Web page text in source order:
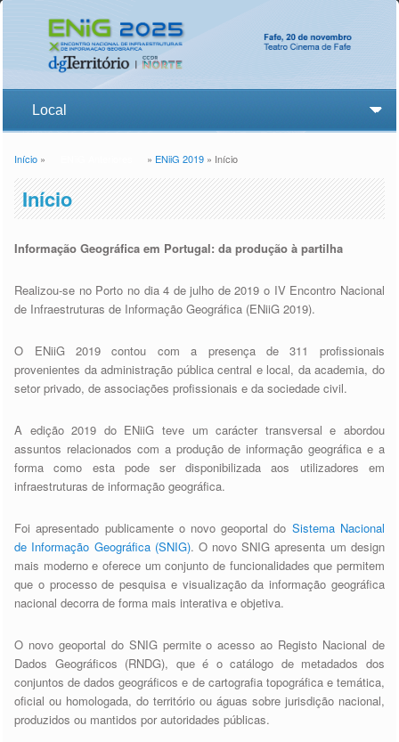
Está aqui
Início » » ENiiG 2019» Início
Início
Informação Geográfica em Portugal: da produção à partilha
Realizou-se no Porto no dia 4 de julho de 2019 o IV Encontro Nacional
de Infraestruturas de Informação Geográfica (ENiiG 2019).
O ENiiG 2019 contou com a presença de 311 profissionais
provenientes da administração pública central e local, da academia, do
setor privado, de associações profissionais e da sociedade civil.
A edição 2019 do ENiiG teve um carácter transversal e abordou
assuntos relacionados com a produção de informação geográfica e a
forma como esta pode ser disponibilizada aos utilizadores em
infraestruturas de informação geográfica.
Foi apresentado publicamente o novo geoportal do Sistema Nacional
de Informação Geográfica (SNIG). O novo SNIG apresenta um design
mais moderno e oferece um conjunto de funcionalidades que permitem
que o processo de pesquisa e visualização da informação geográfica
nacional decorra de forma mais interativa e objetiva.
O novo geoportal do SNIG permite o acesso ao Registo Nacional de
Dados Geográficos (RNDG), que é o catálogo de metadados dos
conjuntos de dados geográficos e de cartografia topográfica e temática,
oficial ou homologada, do território ou águas sobre jurisdição nacional,
produzidos ou mantidos por autoridades públicas.